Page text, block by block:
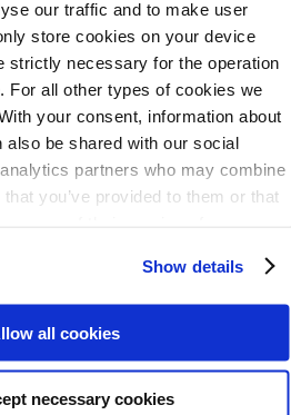
our traffic and to make user
store cookies on your device
strictly necessary for the operation
For all other types of cookies we
your consent, information about
be shared with our social
partners who may combine
you’ve provided to them or that
Show details
all cookies
necessary cookies
rahoituslaitos, jonka
jäsenvaltiota: Islanti,
Ruotsi, Suomi,
rahoittaa yksityisiä
jäsenvaltioissa ja
NIB:llä on johtavien
Aaa. Lisätietoja on
.